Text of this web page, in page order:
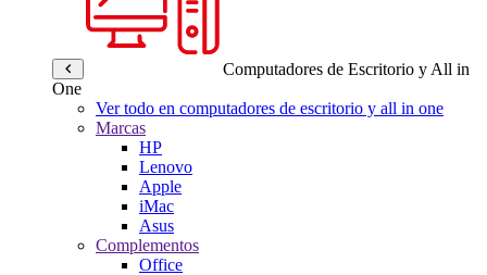
Computadores de Escritorio y All in
One
Ver todo en computadores de escritorio y all in one
Marcas
HP
Lenovo
Apple
iMac
Asus
Complementos
Office